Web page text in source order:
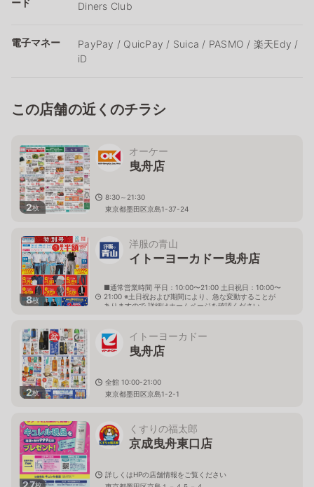
ード
Diners Club
電子マネー
PayPay / QuicPay / Suica / PASMO / 楽天Edy /
iD
この店舗の近くのチラシ
2枚
オーケー
曳舟店
8:30～21:30
東京都墨田区京島1-37-24
8枚
洋服の青山
イトーヨーカドー曳舟店
■通常営業時間 平日：10:00〜21:00 土日祝日：10:00〜
21:00 ※土日祝および期間により、急な変動することが
ありますので 詳細はホームページを確認ください
2枚
イトーヨーカドー
曳舟店
全館 10:00-21:00
東京都墨田区京島1-2-1
27枚
くすりの福太郎
京成曳舟東口店
詳しくはHPの店舗情報をご覧ください